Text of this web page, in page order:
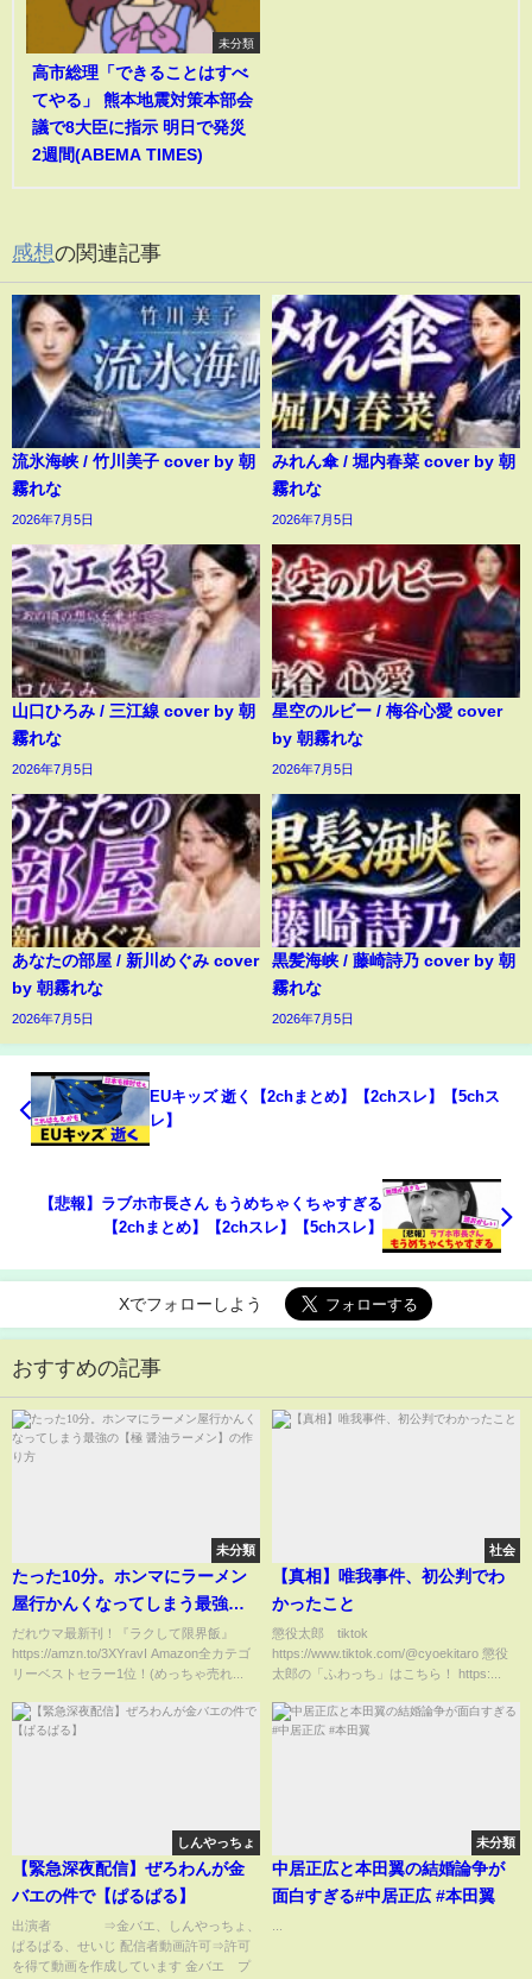
未分類
高市総理「できることはすべ
てやる」 熊本地震対策本部会
議で8大臣に指示 明日で発災
2週間(ABEMA TIMES)
感想の関連記事
流氷海峡 / 竹川美子 cover by 朝
霧れな
2026年7月5日
みれん傘 / 堀内春菜 cover by 朝
霧れな
2026年7月5日
山口ひろみ / 三江線 cover by 朝
霧れな
2026年7月5日
星空のルビー / 梅谷心愛 cover
by 朝霧れな
2026年7月5日
あなたの部屋 / 新川めぐみ cover
by 朝霧れな
2026年7月5日
黒髪海峡 / 藤崎詩乃 cover by 朝
霧れな
2026年7月5日
EUキッズ 逝く【2chまとめ】【2chスレ】【5chス
レ】
【悲報】ラブホ市長さん もうめちゃくちゃすぎる
【2chまとめ】【2chスレ】【5chスレ】
Xでフォローしよう
おすすめの記事
未分類
たった10分。ホンマにラーメン
屋行かんくなってしまう最強の
【極 醤油ラーメン】の作り方
だれウマ最新刊！『ラクして限界飯』
https://amzn.to/3XYravI Amazon全カテゴ
リーベストセラー1位！(めっちゃ売れ...
社会
【真相】唯我事件、初公判でわ
かったこと
懲役太郎 tiktok
https://www.tiktok.com/@cyoekitaro 懲役
太郎の「ふわっち」はこちら！ https:...
しんやっちょ
【緊急深夜配信】ぜろわんが金
バエの件で【ぱるぱる】
出演者 ⇒金バエ、しんやっちょ、
ぱるぱる、せいじ 配信者動画許可⇒許可
を得て動画を作成しています 金バエ プ
未分類
中居正広と本田翼の結婚論争が
面白すぎる#中居正広 #本田翼